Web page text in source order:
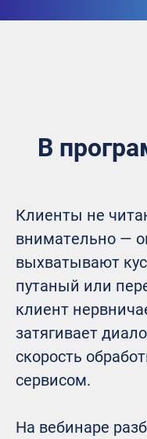
В
Клиенты не
внимательно —
выхватывают
путаный или
клиент
затягивает
скорость
сервисом.
На вебинаре